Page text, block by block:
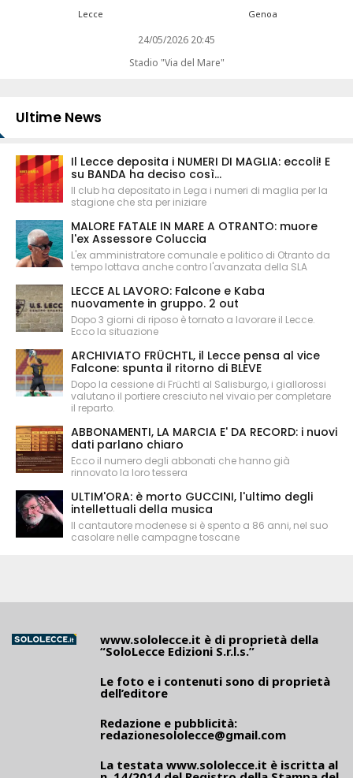
Lecce Genoa
24/05/2026 20:45
Stadio "Via del Mare"
Ultime News
Il Lecce deposita i NUMERI DI MAGLIA: eccoli! E
su BANDA ha deciso così...
Il club ha depositato in Lega i numeri di maglia per la
stagione che sta per iniziare
MALORE FATALE IN MARE A OTRANTO: muore
l'ex Assessore Coluccia
L'ex amministratore comunale e politico di Otranto da
tempo lottava anche contro l'avanzata della SLA
LECCE AL LAVORO: Falcone e Kaba
nuovamente in gruppo. 2 out
Dopo 3 giorni di riposo è tornato a lavorare il Lecce.
Ecco la situazione
ARCHIVIATO FRÜCHTL, il Lecce pensa al vice
Falcone: spunta il ritorno di BLEVE
Dopo la cessione di Früchtl al Salisburgo, i giallorossi
valutano il portiere cresciuto nel vivaio per completare
il reparto.
ABBONAMENTI, LA MARCIA E' DA RECORD: i nuovi
dati parlano chiaro
Ecco il numero degli abbonati che hanno già
rinnovato la loro tessera
ULTIM'ORA: è morto GUCCINI, l'ultimo degli
intellettuali della musica
Il cantautore modenese si è spento a 86 anni, nel suo
casolare nelle campagne toscane
www.sololecce.it è di proprietà della
“SoloLecce Edizioni S.r.l.s.”
Le foto e i contenuti sono di proprietà
dell’editore
Redazione e pubblicità:
redazionesololecce@gmail.com
La testata www.sololecce.it è iscritta al